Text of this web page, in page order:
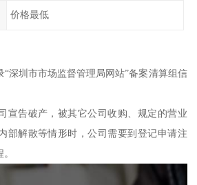
价格最低
“深圳市市场监督管理局网站”备案清算组信
宣告破产，被其它公司收购、规定的营业
部解散等情形时，公司需要到登记申请注